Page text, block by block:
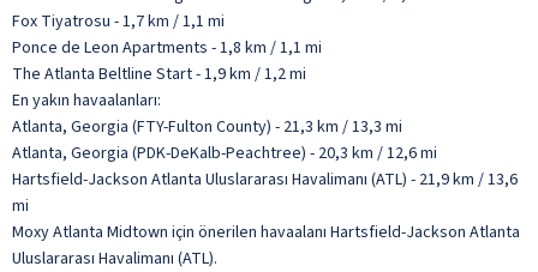
Fox Tiyatrosu - 1,7 km / 1,1 mi
Ponce de Leon Apartments - 1,8 km / 1,1 mi
The Atlanta Beltline Start - 1,9 km / 1,2 mi
En yakın havaalanları:
Atlanta, Georgia (FTY-Fulton County) - 21,3 km / 13,3 mi
Atlanta, Georgia (PDK-DeKalb-Peachtree) - 20,3 km / 12,6 mi
Hartsfield-Jackson Atlanta Uluslararası Havalimanı (ATL) - 21,9 km / 13,6
mi
Moxy Atlanta Midtown için önerilen havaalanı Hartsfield-Jackson Atlanta
Uluslararası Havalimanı (ATL).